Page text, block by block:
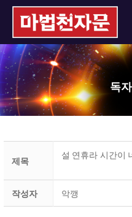
독
제목
설 연휴라 시간이
작성자 악깽